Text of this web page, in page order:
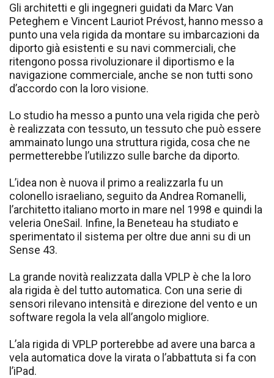
Gli architetti e gli ingegneri guidati da Marc Van
Peteghem e Vincent Lauriot Prévost, hanno messo a
punto una vela rigida da montare su imbarcazioni da
diporto già esistenti e su navi commerciali, che
ritengono possa rivoluzionare il diportismo e la
navigazione commerciale, anche se non tutti sono
d’accordo con la loro visione.
Lo studio ha messo a punto una vela rigida che però
è realizzata con tessuto, un tessuto che può essere
ammainato lungo una struttura rigida, cosa che ne
permetterebbe l’utilizzo sulle barche da diporto.
L’idea non è nuova il primo a realizzarla fu un
colonello israeliano, seguito da Andrea Romanelli,
l’architetto italiano morto in mare nel 1998 e quindi la
veleria OneSail. Infine, la Beneteau ha studiato e
sperimentato il sistema per oltre due anni su di un
Sense 43.
La grande novità realizzata dalla VPLP è che la loro
ala rigida è del tutto automatica. Con una serie di
sensori rilevano intensità e direzione del vento e un
software regola la vela all’angolo migliore.
L’ala rigida di VPLP porterebbe ad avere una barca a
vela automatica dove la virata o l’abbattuta si fa con
l’iPad.